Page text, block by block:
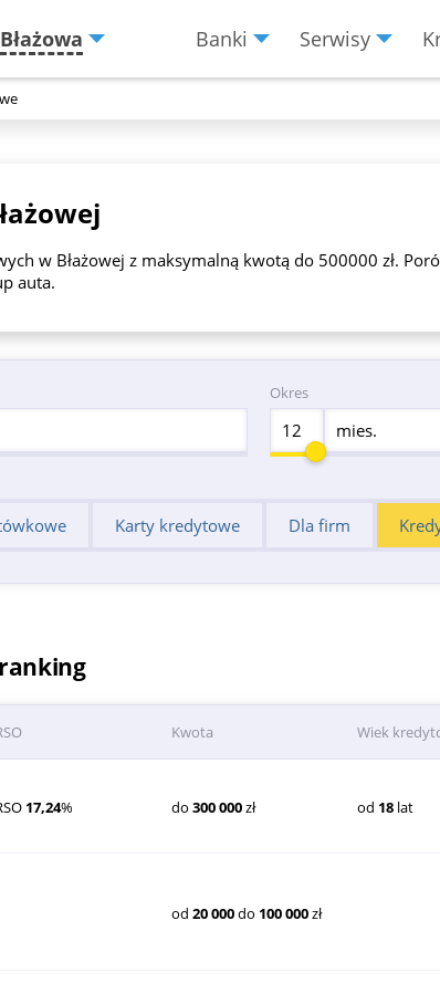
Błażowa Banki Serwisy
Menu
w Błażowej z maksymalną kwotą do 500000 zł.
auta.
Okres
mies.
Karty kredytowe Dla firm
Kwota Wiek
17,24% do300 000zł od 18lat
od20 000do 100 000zł